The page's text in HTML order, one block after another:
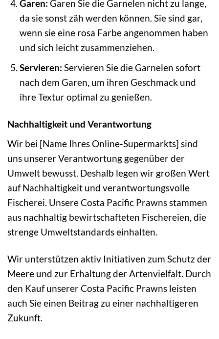
Garen: Garen Sie die Garnelen nicht zu lange,
da sie sonst zäh werden können. Sie sind gar,
wenn sie eine rosa Farbe angenommen haben
und sich leicht zusammenziehen.
Servieren: Servieren Sie die Garnelen sofort
nach dem Garen, um ihren Geschmack und
ihre Textur optimal zu genießen.
Nachhaltigkeit und Verantwortung
Wir bei [Name Ihres Online-Supermarkts] sind
uns unserer Verantwortung gegenüber der
Umwelt bewusst. Deshalb legen wir großen Wert
auf Nachhaltigkeit und verantwortungsvolle
Fischerei. Unsere Costa Pacific Prawns stammen
aus nachhaltig bewirtschafteten Fischereien, die
strenge Umweltstandards einhalten.
Wir unterstützen aktiv Initiativen zum Schutz der
Meere und zur Erhaltung der Artenvielfalt. Durch
den Kauf unserer Costa Pacific Prawns leisten
auch Sie einen Beitrag zu einer nachhaltigeren
Zukunft.